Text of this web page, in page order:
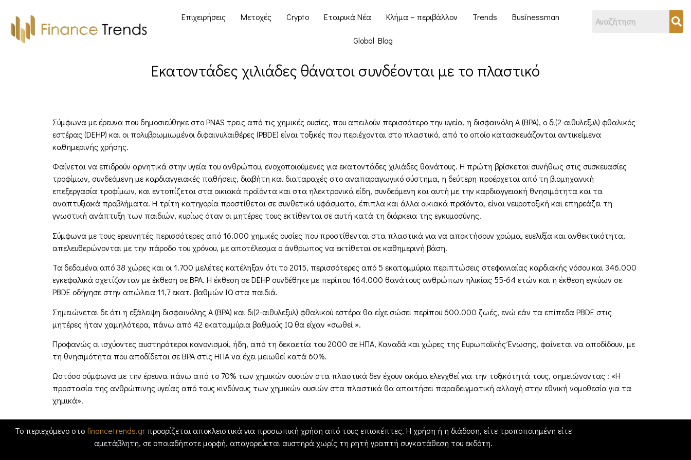
Επιχειρήσεις Μετοχές Crypto Εταιρικά Νέα Κλήμα – περιβάλλον Trends Businessman
Global Blog
Εκατοντάδες χιλιάδες θάνατοι συνδέονται με το πλαστικό
Σύμφωνα με έρευνα που δημοσιεύθηκε στο PNAS τρεις από τις χημικές ουσίες, που απειλούν περισσότερο την υγεία, η δισφαινόλη Α (BPA), ο δι(2-αιθυλεξυλ) φθαλικός
εστέρας (DEHP) και οι πολυβρωμιωμένοι διφαινυλαιθέρες (PBDE) είναι τοξικές που περιέχονται στο πλαστικό, από το οποίο κατασκευάζονται αντικείμενα
καθημερινής χρήσης.
Φαίνεται να επιδρούν αρνητικά στην υγεία του ανθρώπου, ενοχοποιούμενες για εκατοντάδες χιλιάδες θανάτους. Η πρώτη βρίσκεται συνήθως στις συσκευασίες
τροφίμων, συνδεόμενη με καρδιαγγειακές παθήσεις, διαβήτη και διαταραχές στο αναπαραγωγικό σύστημα, η δεύτερη προέρχεται από τη βιομηχανική
επεξεργασία τροφίμων, και εντοπίζεται στα οικιακά προϊόντα και στα ηλεκτρονικά είδη, συνδεόμενη και αυτή με την καρδιαγγειακή θνησιμότητα και τα
αναπτυξιακά προβλήματα. Η τρίτη κατηγορία προστίθεται σε συνθετικά υφάσματα, έπιπλα και άλλα οικιακά προϊόντα, είναι νευροτοξική και επηρεάζει τη
γνωστική ανάπτυξη των παιδιών, κυρίως όταν οι μητέρες τους εκτίθενται σε αυτή κατά τη διάρκεια της εγκυμοσύνης.
Σύμφωνα με τους ερευνητές περισσότερες από 16.000 χημικές ουσίες που προστίθενται στα πλαστικά για να αποκτήσουν χρώμα, ευελιξία και ανθεκτικότητα,
απελευθερώνονται με την πάροδο του χρόνου, με αποτέλεσμα ο άνθρωπος να εκτίθεται σε καθημερινή βάση.
Τα δεδομένα από 38 χώρες και οι 1.700 μελέτες κατέληξαν ότι το 2015, περισσότερες από 5 εκατομμύρια περιπτώσεις στεφανιαίας καρδιακής νόσου και 346.000
εγκεφαλικά σχετίζονταν με έκθεση σε BPA. Η έκθεση σε DEHP συνδέθηκε με περίπου 164.000 θανάτους ανθρώπων ηλικίας 55-64 ετών και η έκθεση εγκύων σε
PBDE οδήγησε στην απώλεια 11,7 εκατ. βαθμών IQ στα παιδιά.
Σημειώνεται δε ότι η εξάλειψη δισφαινόλης Α (BPA) και δι(2-αιθυλεξυλ) φθαλικού εστέρα θα είχε σώσει περίπου 600.000 ζωές, ενώ εάν τα επίπεδα PBDE στις
μητέρες ήταν χαμηλότερα, πάνω από 42 εκατομμύρια βαθμούς IQ θα είχαν «σωθεί ».
Προφανώς οι ισχύοντες αυστηρότεροι κανονισμοί, ήδη, από τη δεκαετία του 2000 σε ΗΠΑ, Καναδά και χώρες της Ευρωπαϊκής Ένωσης, φαίνεται να αποδίδουν, με
τη θνησιμότητα που αποδίδεται σε BPA στις ΗΠΑ να έχει μειωθεί κατά 60%.
Ωστόσο σύμφωνα με την έρευνα πάνω από το 70% των χημικών ουσιών στα πλαστικά δεν έχουν ακόμα ελεγχθεί για την τοξικότητά τους, σημειώνοντας : «Η
προστασία της ανθρώπινης υγείας από τους κινδύνους των χημικών ουσιών στα πλαστικά θα απαιτήσει παραδειγματική αλλαγή στην εθνική νομοθεσία για τα
χημικά».
Το περιεχόμενο στο financetrends.grπροορίζεται αποκλειστικά για προσωπική χρήση από τους επισκέπτες. Η χρήση ή η διάδοση, είτε τροποποιημένη είτε
αμετάβλητη, σε οποιαδήποτε μορφή, απαγορεύεται αυστηρά χωρίς τη ρητή γραπτή συγκατάθεση του εκδότη.